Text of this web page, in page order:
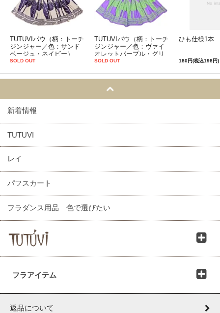
TUTUVIパウ（柄：トーチ
ジンジャー／色：サンド
ベージュ・ネイビー）
SOLD OUT
TUTUVIパウ（柄：トーチ
ジンジャー／色：ヴァイ
オレットパープル・グリ
ーン）
SOLD OUT
ひも仕様1本
180円(税込198円)
新着情報
TUTUVI
レイ
パフスカート
フラダンス用品 色で選びたい
フラアイテム
返品について